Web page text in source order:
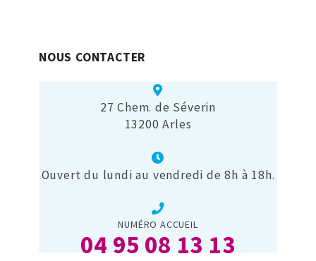
NOUS CONTACTER
27 Chem. de Séverin
13200 Arles
Ouvert du lundi au vendredi de 8h à 18h.
NUMÉRO ACCUEIL
04 95 08 13 13